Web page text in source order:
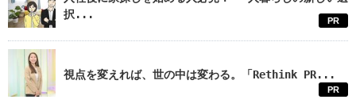
択...
PR
視点を変えれば、世の中は変わる。「Rethink PR...
PR